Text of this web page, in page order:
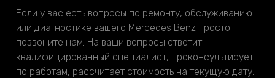
Если у вас есть вопросы по ремонту, обслуживанию
или диагностике вашего Mercedes Benz просто
позвоните нам. На ваши вопросы ответит
квалифицированный специалист, проконсультирует
по работам, рассчитает стоимость на текущую дату.